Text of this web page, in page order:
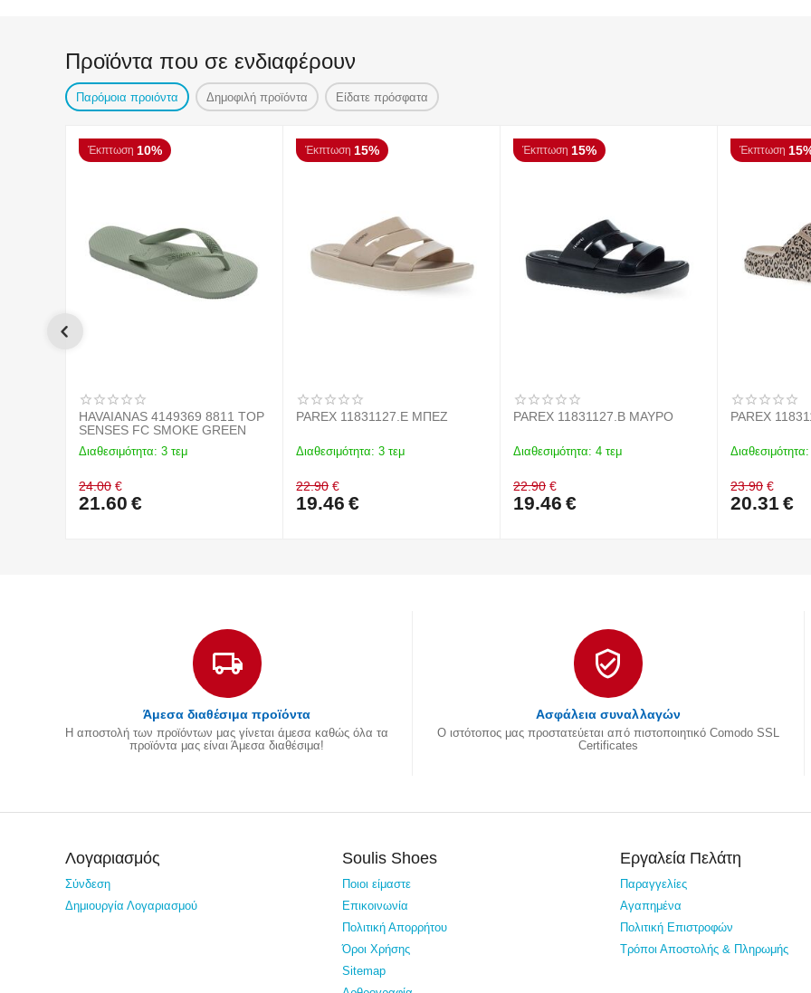
Προϊόντα που σε ενδιαφέρουν
Παρόμοια προιόντα Δημοφιλή προϊόντα Είδατε πρόσφατα
Έκπτωση 10%
HAVAIANAS 4149369 8811 TOP
SENSES FC SMOKE GREEN
Διαθεσιμότητα: 3 τεμ
24.00 €
21.60 €
Έκπτωση 15%
PAREX 11831127.E ΜΠΕΖ
Διαθεσιμότητα: 3 τεμ
22.90 €
19.46 €
Έκπτωση 15%
PAREX 11831127.B ΜΑΥΡΟ
Διαθεσιμότητα: 4 τεμ
22.90 €
19.46 €
Έκπτωση
PAREX
Διαθεσιμότητα:
23.90 €
20.31 €
Άμεσα διαθέσιμα προϊόντα
Η αποστολή των προϊόντων μας γίνεται άμεσα καθώς όλα τα
προϊόντα μας είναι Άμεσα διαθέσιμα!
Ασφάλεια συναλλαγών
Ο ιστότοπος μας προστατεύεται από πιστοποιητικό Comodo SSL
Certificates
Λογαριασμός
Σύνδεση
Δημιουργία Λογαριασμού
Soulis Shoes
Ποιοι είμαστε
Επικοινωνία
Πολιτική Απορρήτου
Όροι Χρήσης
Sitemap
Εργαλεία Πελάτη
Παραγγελίες
Αγαπημένα
Πολιτική Επιστροφών
Τρόποι Αποστολής & Πληρωμής